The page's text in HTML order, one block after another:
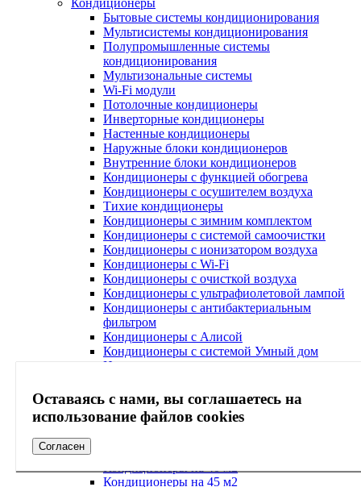
Оставаясь с нами, вы соглашаетесь на
использование файлов cookies
Согласен
Кондиционеры
Бытовые системы кондиционирования
Мультисистемы кондиционирования
Полупромышленные системы
кондиционирования
Мультизональные системы
Wi-Fi модули
Потолочные кондиционеры
Инверторные кондиционеры
Настенные кондиционеры
Наружные блоки кондиционеров
Внутренние блоки кондиционеров
Кондиционеры с функцией обогрева
Кондиционеры с осушителем воздуха
Тихие кондиционеры
Кондиционеры с зимним комплектом
Кондиционеры с системой самоочистки
Кондиционеры с ионизатором воздуха
Кондиционеры с Wi-Fi
Кондиционеры с очисткой воздуха
Кондиционеры с ультрафиолетовой лампой
Кондиционеры с антибактериальным
фильтром
Кондиционеры с Алисой
Кондиционеры с системой Умный дом
Напольно потолочные кондиционеры
Мультизональные VRF-VRV системы
Аксессуары для кондиционера
Кондиционеры на 20 м2
Кондиционеры на 45 м2